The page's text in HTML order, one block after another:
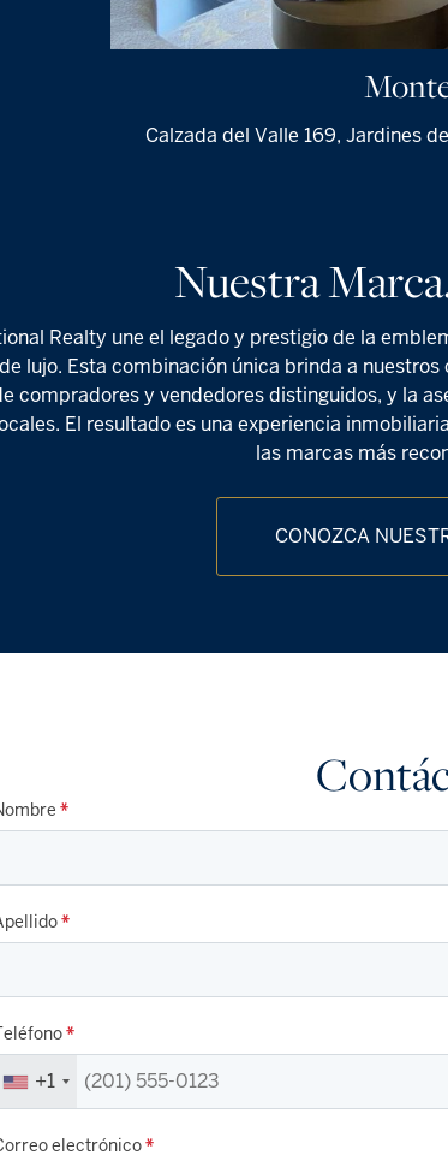
Calzada del Valle 169, Jardines
Nuestra
Realty une el legado y prestigio de la
lujo. Esta combinación única brinda a
compradores y vendedores distinguidos, y la
El resultado es una experiencia
las marcas más
CONOZCA
*
*
*
+1
electrónico*